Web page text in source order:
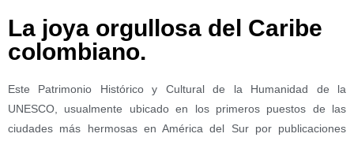
La joya orgullosa del Caribe
colombiano.
Este Patrimonio Histórico y Cultural de la Humanidad de la
UNESCO, usualmente ubicado en los primeros puestos de las
ciudades más hermosas en América del Sur por publicaciones